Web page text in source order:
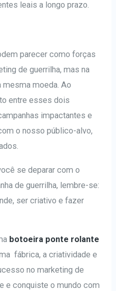
leais a longo prazo.
parecer como forças
de guerrilha, mas na
mesma moeda. Ao
entre esses dois
impactantes e
o nosso público-alvo,
se deparar com o
de guerrilha, lembre-se:
ser criativo e fazer
botoeira ponte rolante
fábrica, a criatividade e
no marketing de
e conquiste o mundo com